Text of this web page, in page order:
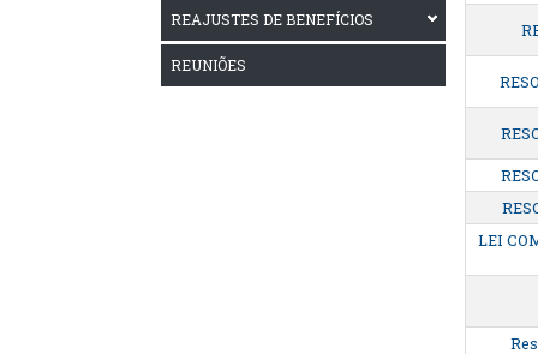
REAJUSTES DE BENEFÍCIOS
REUNIÕES
LEI